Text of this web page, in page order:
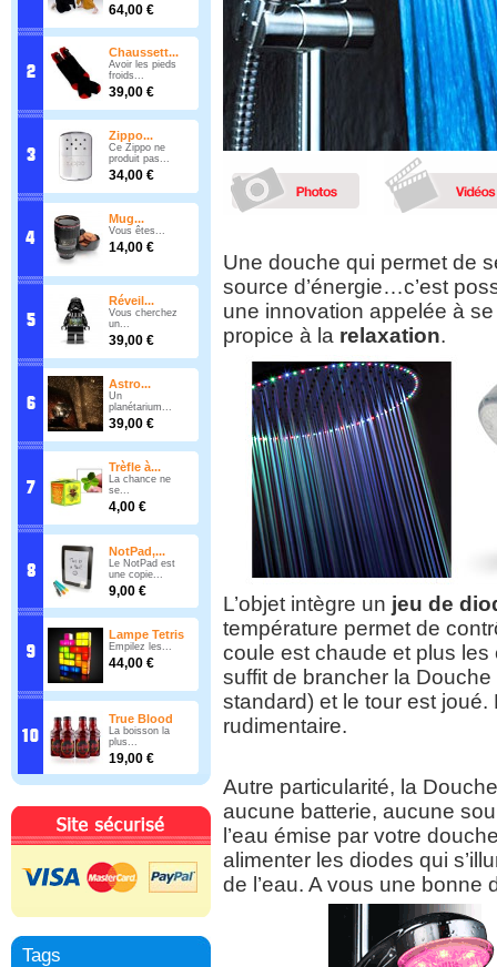
64,00 €
Chaussett...
Avoir les pieds
froids...
39,00 €
Zippo...
Ce Zippo ne
produit pas...
34,00 €
Mug...
Vous êtes...
14,00 €
Réveil...
Vous cherchez
un...
39,00 €
Astro...
Un
planétarium...
39,00 €
Trèfle à...
La chance ne
se...
4,00 €
NotPad,...
Le NotPad est
une copie...
9,00 €
Lampe Tetris
Empilez les...
44,00 €
True Blood
La boisson la
plus...
19,00 €
Tags
Une douche qui permet de
source d’énergie…c’est
une innovation appelée à
propice à la relaxation.
L’objet intègre un jeu de
température permet de
coule est chaude et plus
suffit de brancher la Douche
standard) et le tour est joué.
rudimentaire.
Autre particularité, la
aucune batterie, aucune
l’eau émise par votre
alimenter les diodes qui
de l’eau. A vous une bonne